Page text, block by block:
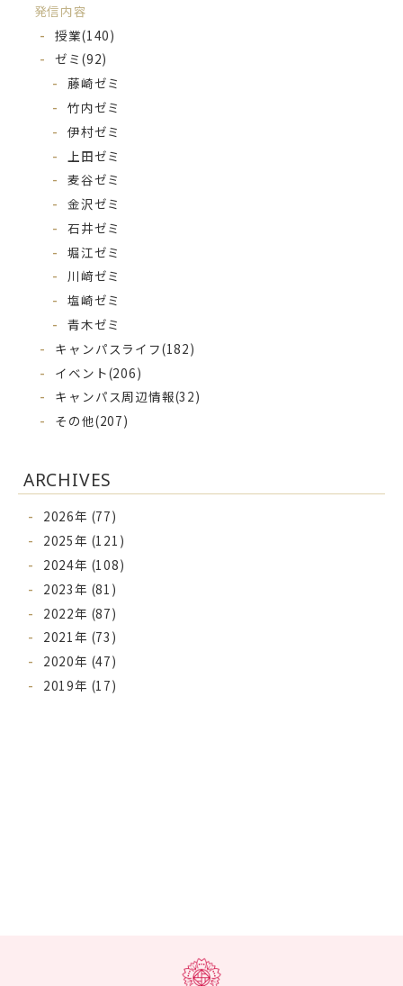
発信内容
授業(140)
ゼミ(92)
藤崎ゼミ
竹内ゼミ
伊村ゼミ
上田ゼミ
麦谷ゼミ
金沢ゼミ
石井ゼミ
堀江ゼミ
川﨑ゼミ
塩崎ゼミ
青木ゼミ
キャンパスライフ(182)
イベント(206)
キャンパス周辺情報(32)
その他(207)
ARCHIVES
2026年 (77)
2025年 (121)
2024年 (108)
2023年 (81)
2022年 (87)
2021年 (73)
2020年 (47)
2019年 (17)